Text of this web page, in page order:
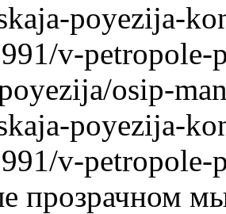
poyezija-
v-petropole-
osip-
poyezija-
v-
прозрачном